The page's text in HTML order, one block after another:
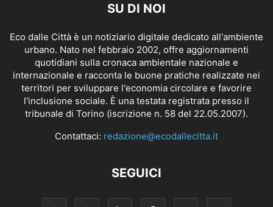
SU DI NOI
Eco dalle Città è un notiziario digitale dedicato all'ambiente
urbano. Nato nel febbraio 2002, offre aggiornamenti
quotidiani sulla cronaca ambientale nazionale e
internazionale e racconta le buone pratiche realizzate nei
territori per sviluppare l'economia circolare e favorire
l'inclusione sociale. È una testata registrata presso il
tribunale di Torino (iscrizione n. 58 del 22.05.2007).
Contattaci: redazione@ecodallecitta.it
SEGUICI